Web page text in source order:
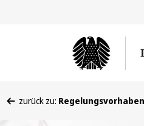
befinden
zurück zu: Regelungsvorhaben